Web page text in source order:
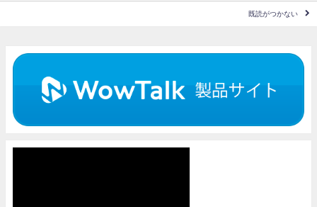
既読がつかない